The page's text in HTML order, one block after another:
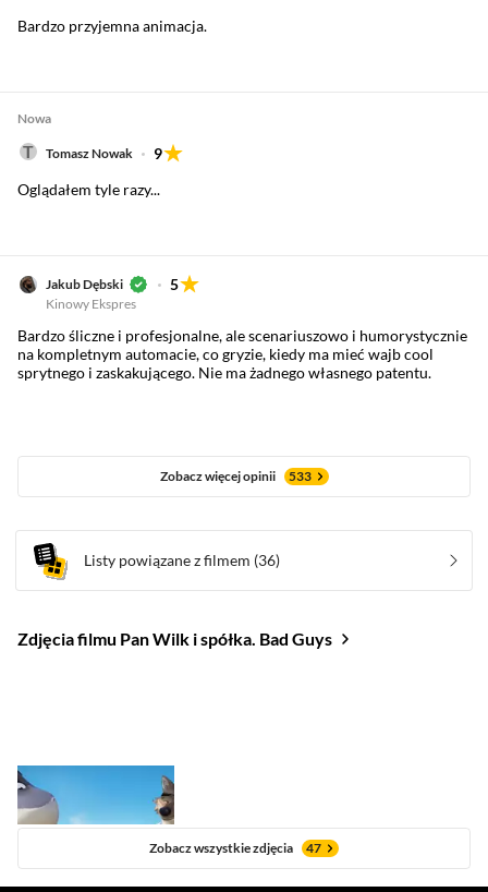
Bardzo przyjemna animacja.
Nowa
Tomasz Nowak
9
Oglądałem tyle razy...
Jakub Dębski 5
Kinowy Ekspres
Bardzo śliczne i profesjonalne, ale scenariuszowo i humorystycznie
na kompletnym automacie, co gryzie, kiedy ma mieć wajb cool
sprytnego i zaskakującego. Nie ma żadnego własnego patentu.
Zobacz więcej opinii 533
Listy powiązane z filmem (36)
Zdjęcia filmu Pan Wilk i spółka. Bad Guys
Zobacz wszystkie zdjęcia 47